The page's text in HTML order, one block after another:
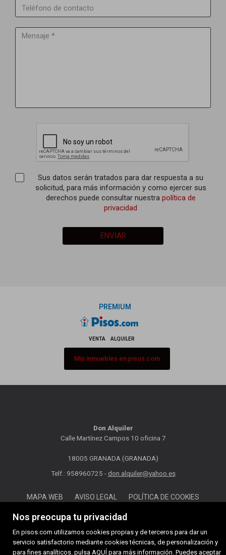
Nos preocupa tu privacidad
En pisos.com utilizamos cookies propias y de terceros para dar un
servicio satisfactorio mediante cookies técnicas, de personalización y
para fines analíticos. pulsa AQUÍ para más información. Puedes aceptar
Sus datos serán tratados para dar respuesta a su
solicitud, para más información y como ejercer sus
derechos puede consultar nuestra política de
privacidad
ENVIAR
PREMIUM
VENTA ALQUILER
Mis inmuebles en pisos.com
Don Alquiler
Calle Martínez Campos 10 oficina 7
18005 GRANADA (GRANADA)
Telf.: 958960725 - don.alquiler@yahoo.es
MAPA WEB AVISO LEGAL POLÍTICA DE COOKIES